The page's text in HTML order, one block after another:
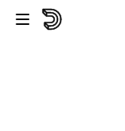
Passer au contenu